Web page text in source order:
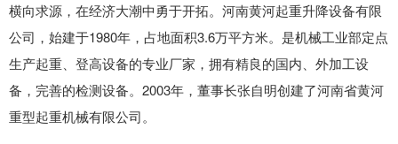
横向求源，在经济大潮中勇于开拓。河南黄河起重升降设备有限
公司，始建于1980年，占地面积3.6万平方米。是机械工业部定点
生产起重、登高设备的专业厂家，拥有精良的国内、外加工设
备，完善的检测设备。2003年，董事长张自明创建了河南省黄河
重型起重机械有限公司。